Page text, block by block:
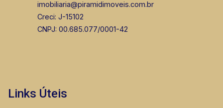
imobiliaria@piramidimoveis.com.br
Creci: J-15102
CNPJ: 00.685.077/0001-42
Links Úteis